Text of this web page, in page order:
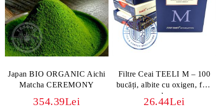
Japan BIO ORGANIC Aichi
Matcha CEREMONY
354.39Lei
Filtre Ceai TEELI M – 100
bucăți, albite cu oxigen, fără
clor
26.44Lei